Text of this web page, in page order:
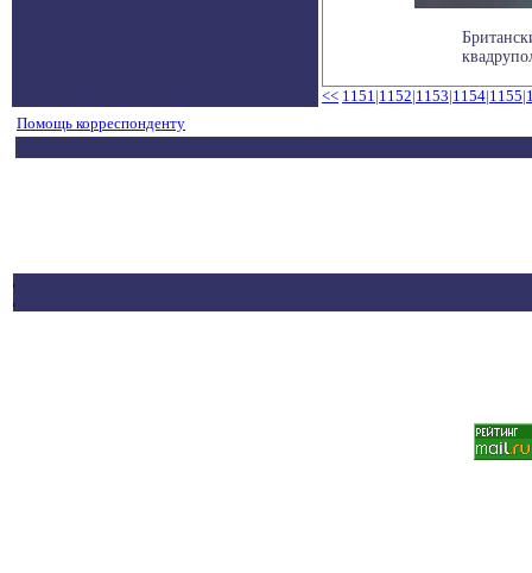
<< 1151|1152|1153|1154|1155|
Помощь корреспонденту